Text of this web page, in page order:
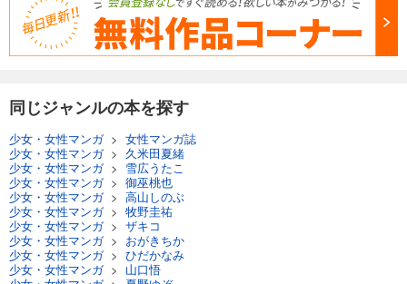
あらすじを表示する
あらすじを表示する
509 円 (税込)
同じジャンルの本を探す
少女・女性マンガ> 女性マンガ誌
少女・女性マンガ> 久米田夏緒
少女・女性マンガ> 雪広うたこ
少女・女性マンガ> 御巫桃也
少女・女性マンガ> 高山しのぶ
少女・女性マンガ> 牧野圭祐
少女・女性マンガ> ザキコ
少女・女性マンガ> おがきちか
少女・女性マンガ> ひだかなみ
少女・女性マンガ> 山口悟